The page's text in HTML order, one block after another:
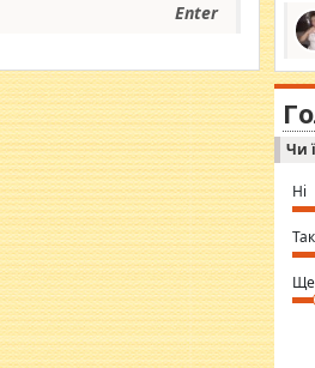
Enter
за
ми
in
⇒
Чи
Ні
Так
Ще